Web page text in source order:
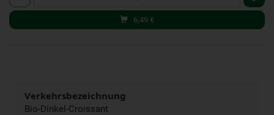
6,49 €
Verkehrsbezeichnung
Bio-Dinkel-Croissant